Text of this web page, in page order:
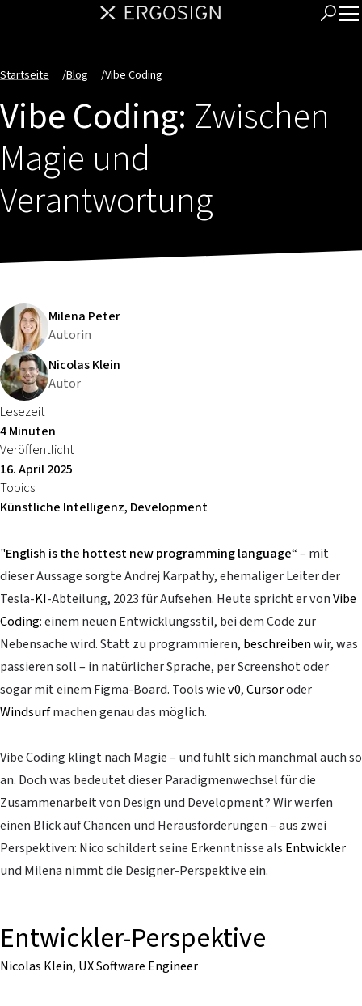
Startseite /Blog /Vibe Coding
Vibe Coding: Zwischen
Magie und
Verantwortung
Milena Peter
Autorin
Nicolas Klein
Autor
Lesezeit
4 Minuten
Veröffentlicht
16. April 2025
Topics
Künstliche Intelligenz, Development
"English is the hottest new programming language“ – mit
dieser Aussage sorgte Andrej Karpathy, ehemaliger Leiter der
Tesla-KI-Abteilung, 2023 für Aufsehen. Heute spricht er vonVibe
Coding: einem neuen Entwicklungsstil, bei dem Code zur
Nebensache wird. Statt zu programmieren, beschreibenwir, was
passieren soll – in natürlicher Sprache, per Screenshot oder
sogar mit einem Figma-Board. Tools wiev0,Cursoroder
Windsurfmachen genau das möglich.
Vibe Coding klingt nach Magie – und fühlt sich manchmal auch so
an. Doch was bedeutet dieser Paradigmenwechsel für die
Zusammenarbeit von Design und Development? Wir werfen
einen Blick auf Chancen und Herausforderungen – aus zwei
Perspektiven: Nico schildert seine Erkenntnisse als Entwickler
und Milena nimmt die Designer-Perspektive ein.
Entwickler-Perspektive
Nicolas Klein, UX Software Engineer